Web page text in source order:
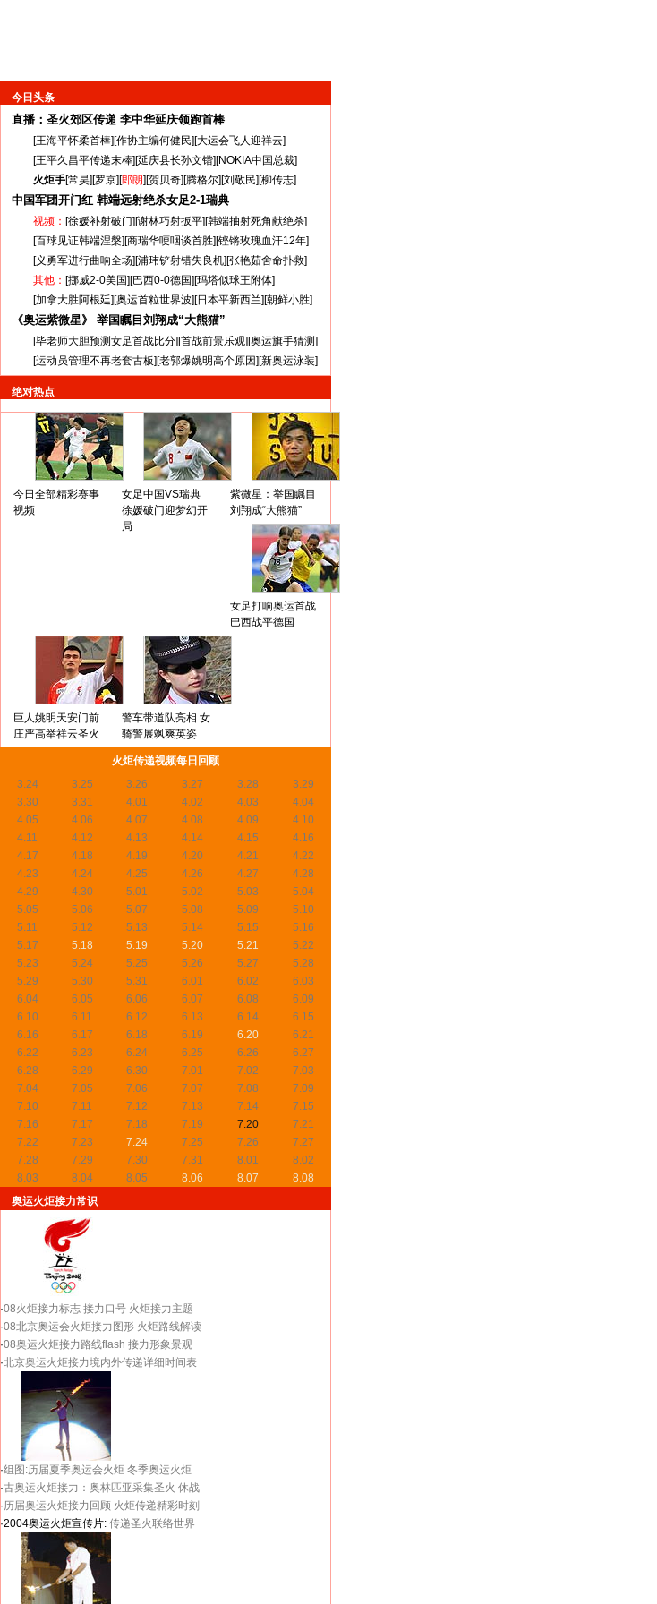
今日头条
直播：圣火郊区传递 李中华延庆领跑首棒
[王海平怀柔首棒][作协主编何健民][大运会飞人迎祥云]
[王平久昌平传递末棒][延庆县长孙文锴][NOKIA中国总裁]
火炬手[常昊][罗京][郎朗][贺贝奇][腾格尔][刘敬民][柳传志]
中国军团开门红 韩端远射绝杀女足2-1瑞典
视频： [徐媛补射破门][谢林巧射扳平][韩端抽射死角献绝杀]
[百球见证韩端涅槃][商瑞华哽咽谈首胜][铿锵玫瑰血汗12年]
[义勇军进行曲响全场][浦玮铲射错失良机][张艳茹舍命扑救]
其他： [挪威2-0美国][巴西0-0德国][玛塔似球王附体]
[加拿大胜阿根廷][奥运首粒世界波][日本平新西兰][朝鲜小胜]
《奥运紫微星》 举国瞩目刘翔成“大熊猫”
[毕老师大胆预测女足首战比分][首战前景乐观][奥运旗手猜测]
[运动员管理不再老套古板][老郭爆姚明高个原因][新奥运泳装]
绝对热点
今日全部精彩赛事
视频
女足中国VS瑞典
徐媛破门迎梦幻开
局
紫微星：举国瞩目
刘翔成“大熊猫”
女足打响奥运首战
巴西战平德国
巨人姚明天安门前
庄严高举祥云圣火
警车带道队亮相 女
骑警展飒爽英姿
火炬传递视频每日回顾
3.24
3.25 3.26 3.27 3.28
3.29
3.30
3.31 4.01 4.02 4.03
4.04
4.05
4.06 4.07 4.08 4.09
4.10
4.11
4.12 4.13 4.14 4.15
4.16
4.17
4.18 4.19 4.20 4.21
4.22
4.23
4.24 4.25 4.26 4.27
4.28
4.29
4.30 5.01 5.02 5.03
5.04
5.05
5.06 5.07 5.08 5.09
5.10
5.11
5.12 5.13 5.14 5.15
5.16
5.17
5.18 5.19 5.20 5.21
5.22
5.23
5.24 5.25 5.26 5.27
5.28
5.29
5.30 5.31 6.01 6.02
6.03
6.04
6.05 6.06 6.07 6.08
6.09
6.10
6.11 6.12 6.13 6.14
6.15
6.16
6.17 6.18 6.19 6.20
6.21
6.22
6.23 6.24 6.25 6.26
6.27
6.28
6.29 6.30 7.01 7.02
7.03
7.04
7.05 7.06 7.07 7.08
7.09
7.10
7.11 7.12 7.13 7.14
7.15
7.16
7.17 7.18 7.19 7.20
7.21
7.22
7.23 7.24 7.25 7.26
7.27
7.28
7.29 7.30 7.31 8.01
8.02
8.03
8.04 8.05 8.06 8.07
8.08
奥运火炬接力常识
·08火炬接力标志 接力口号 火炬接力主题
·08北京奥运会火炬接力图形 火炬路线解读
·08奥运火炬接力路线flash 接力形象景观
·北京奥运火炬接力境内外传递详细时间表
·组图:历届夏季奥运会火炬 冬季奥运火炬
·古奥运火炬接力：奥林匹亚采集圣火 休战
·历届奥运火炬接力回顾 火炬传递精彩时刻
·2004奥运火炬宣传片: 传递圣火联络世界